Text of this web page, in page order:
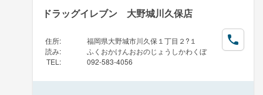
ドラッグイレブン 大野城川久保店
住所:
福岡県大野城市川久保１丁目２?１
読み:
ふくおかけんおおのじょうしかわくぼ
TEL : 092-583-4056